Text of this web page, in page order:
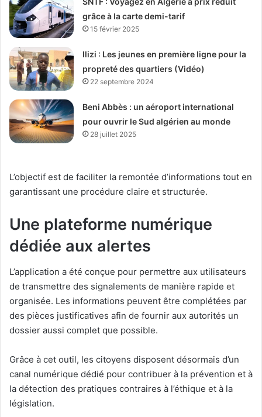
grâce à la carte demi-tarif
15 février 2025
Ilizi : Les jeunes en première ligne pour la
propreté des quartiers (Vidéo)
22 septembre 2024
Beni Abbès : un aéroport international
pour ouvrir le Sud algérien au monde
28 juillet 2025
L’objectif est de faciliter la remontée d’informations tout en
garantissant une procédure claire et structurée.
Une plateforme numérique
dédiée aux alertes
L’application a été conçue pour permettre aux utilisateurs
de transmettre des signalements de manière rapide et
organisée. Les informations peuvent être complétées par
des pièces justificatives afin de fournir aux autorités un
dossier aussi complet que possible.
Grâce à cet outil, les citoyens disposent désormais d’un
canal numérique dédié pour contribuer à la prévention et à
la détection des pratiques contraires à l’éthique et à la
législation.